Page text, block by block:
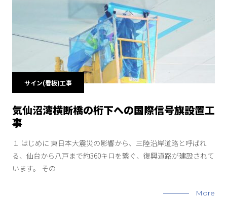
サイン(看板)工事
気仙沼湾横断橋の桁下への国際信号旗設置工
事
１.はじめに 東日本大震災の影響から、三陸沿岸道路と呼ばれ
る、仙台から八戸まで約360キロを繋ぐ、復興道路が建設されて
います。 その
More